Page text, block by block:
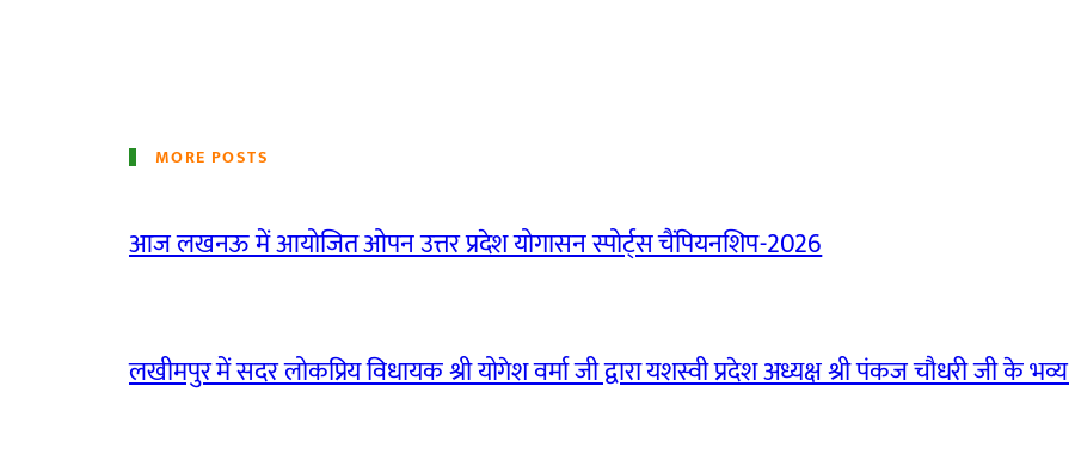
MORE POSTS
आज लखनऊ में आयोजित ओपन उत्तर प्रदेश योगासन स्पोर्ट्स चैंपियनशिप-2026
लखीमपुर में सदर लोकप्रिय विधायक श्री योगेश वर्मा जी द्वारा यशस्वी प्रदेश अध्यक्ष श्री पंकज चौधरी जी के